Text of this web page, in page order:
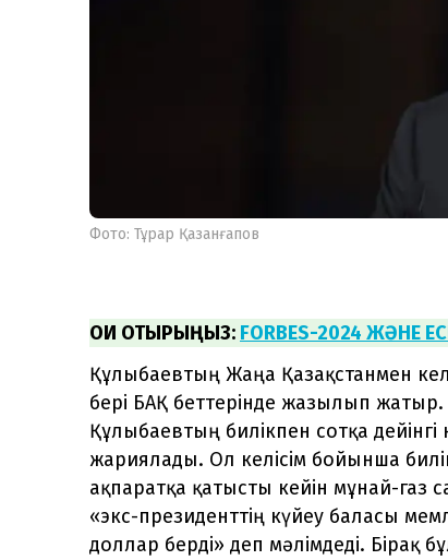
Фото: Тұрар Қазанғапов
ОҚИ ОТЫРЫҢЫЗ: FORBES-2024 ЖӘНЕ
Құлыбаевтың Жаңа Қазақстанмен
бері БАҚ беттерінде жазылып
Құлыбаевтың билікпен сотқа
жариялады. Ол келісім бойынша
ақпаратқа қатысты кейін мұнай-
«экс-президенттің күйеу баласы
доллар берді» деп мәлімдеді. Бірақ